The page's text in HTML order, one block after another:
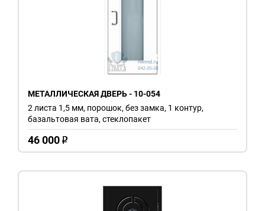
МЕТАЛЛИЧЕСКАЯ ДВЕРЬ - 10-054
46 000 o
2 листа 1,5 мм, порошок, без замка, 1 контур,
базальтовая вата, стеклопакет